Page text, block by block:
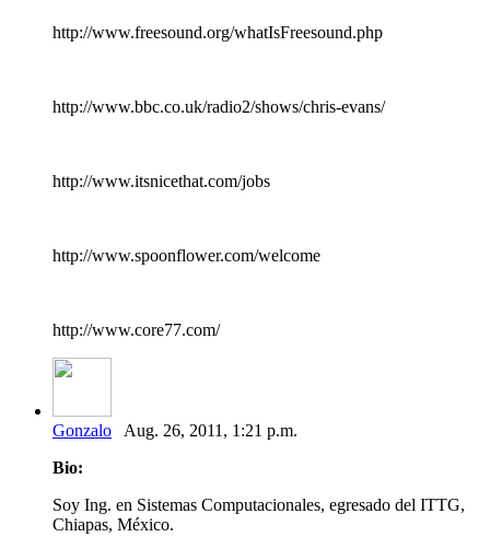
http://www.freesound.org/whatIsFreesound.php
http://www.bbc.co.uk/radio2/shows/chris-evans/
http://www.itsnicethat.com/jobs
http://www.spoonflower.com/welcome
http://www.core77.com/
Gonzalo Aug. 26, 2011, 1:21 p.m.
Bio:
Soy Ing. en Sistemas Computacionales, egresado del ITTG,
Chiapas, México.